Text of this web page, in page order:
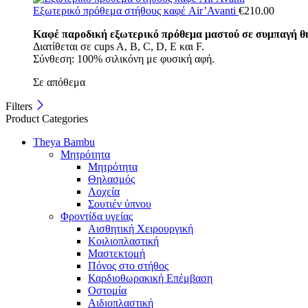
Εξωτερικό πρόθεμα στήθους καφέ Air’Avanti €210.00
Καφέ παροδική εξωτερικό πρόθεμα μαστού σε συμπαγή
Διατίθεται σε cups A, B, C, D, E και F.
Σύνθεση: 100% σιλικόνη με φυσική αφή.
Σε απόθεμα
Filters
Product Categories
Theya Bambu
Μητρότητα
Μητρότητα
Θηλασμός
Λοχεία
Σουτιέν ύπνου
Φροντίδα υγείας
Αισθητική Χειρουργική
Κοιλιοπλαστική
Μαστεκτομή
Πόνος στο στήθος
Καρδιοθωρακική Επέμβαση
Οστομία
Αιδιοπλαστική